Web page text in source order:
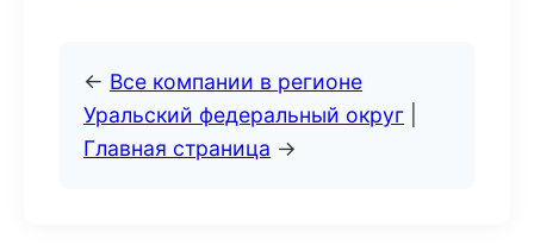
← Все компании в регионе
Уральский федеральный округ
Главная страница →